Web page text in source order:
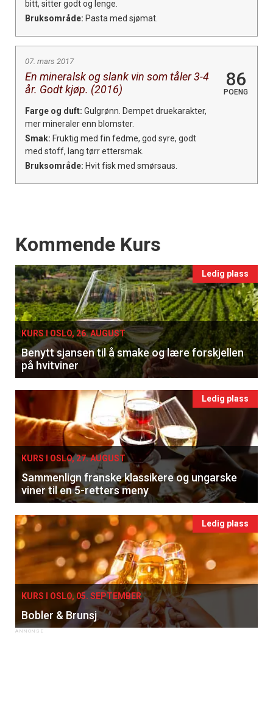
bitt, sitter godt og lenge.
Bruksområde: Pasta med sjømat.
07. mars 2017
En mineralsk og slank vin som tåler 3-4
år. Godt kjøp. (2016)
86
POENG
Farge og duft: Gulgrønn. Dempet druekarakter,
mer mineraler enn blomster.
Smak: Fruktig med fin fedme, god syre, godt
med stoff, lang tørr ettersmak.
Bruksområde: Hvit fisk med smørsaus.
Events
Kommende Kurs
Ledig plass
KURS I OSLO, 26. AUGUST
Benytt sjansen til å smake og lære forskjellen
på hvitviner
Ledig plass
KURS I OSLO, 27. AUGUST
Sammenlign franske klassikere og ungarske
viner til en 5-retters meny
Ledig plass
KURS I OSLO, 05. SEPTEMBER
Bobler & Brunsj